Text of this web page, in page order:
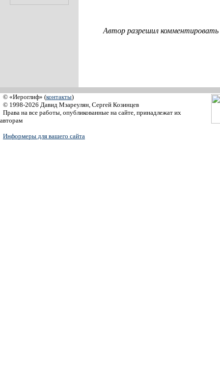
Автор разрешил
© «Иероглиф» (контакты)
© 1998-2026 Давид Мзареулян, Сергей Козинцев
Права на все работы, опубликованные на сайте, принадлежат их
авторам
Информеры для вашего сайта